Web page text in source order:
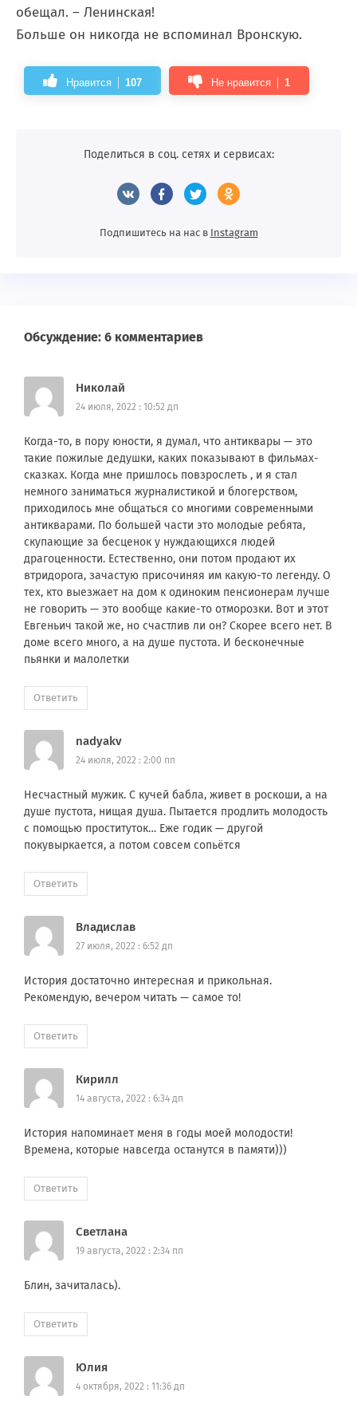
обещал. – Ленинская!
Больше он никогда не вспоминал Вронскую.
Нравится 107 Не нравится 1
Поделиться в соц. сетях и сервисах:
Подпишитесь на нас в Instagram
Обсуждение: 6 комментариев
Николай
24 июля, 2022 : 10:52 дп
Когда-то, в пору юности, я думал, что антиквары — это
такие пожилые дедушки, каких показывают в фильмах-
сказках. Когда мне пришлось повзрослеть , и я стал
немного заниматься журналистикой и блогерством,
приходилось мне общаться со многими современными
антикварами. По большей части это молодые ребята,
скупающие за бесценок у нуждающихся людей
драгоценности. Естественно, они потом продают их
втридорога, зачастую присочиняя им какую-то легенду. О
тех, кто выезжает на дом к одиноким пенсионерам лучше
не говорить — это вообще какие-то отморозки. Вот и этот
Евгеньич такой же, но счастлив ли он? Скорее всего нет. В
доме всего много, а на душе пустота. И бесконечные
пьянки и малолетки
Ответить
nadyakv
24 июля, 2022 : 2:00 пп
Несчастный мужик. С кучей бабла, живет в роскоши, а на
душе пустота, нищая душа. Пытается продлить молодость
с помощью проституток… Еже годик — другой
покувыркается, а потом совсем сопьётся
Ответить
Владислав
27 июля, 2022 : 6:52 дп
История достаточно интересная и прикольная.
Рекомендую, вечером читать — самое то!
Ответить
Кирилл
14 августа, 2022 : 6:34 дп
История напоминает меня в годы моей молодости!
Времена, которые навсегда останутся в памяти)))
Ответить
Светлана
19 августа, 2022 : 2:34 пп
Блин, зачиталась).
Ответить
Юлия
4 октября, 2022 : 11:36 дп